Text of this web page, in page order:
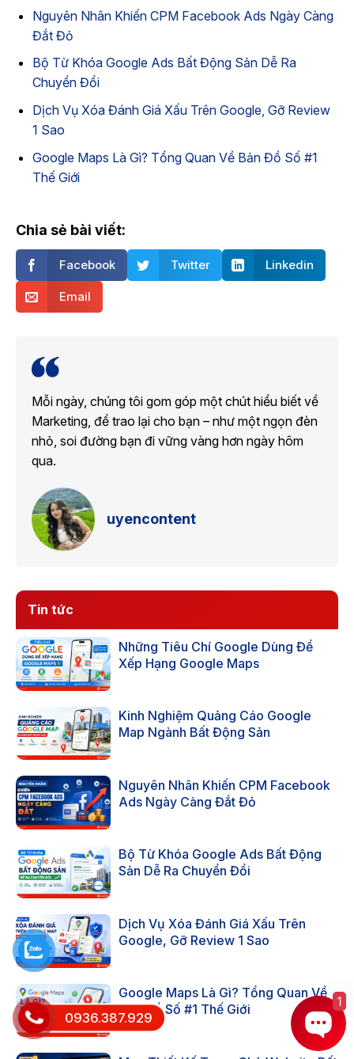
Nguyên Nhân Khiến CPM Facebook Ads Ngày Càng
Đắt Đỏ
Bộ Từ Khóa Google Ads Bất Động Sản Dễ Ra
Chuyển Đổi
Dịch Vụ Xóa Đánh Giá Xấu Trên Google, Gỡ Review
1 Sao
Google Maps Là Gì? Tổng Quan Về Bản Đồ Số #1
Thế Giới
Chia sẻ bài viết:
Facebook Twitter Linkedin
Email
Mỗi ngày, chúng tôi gom góp một chút hiểu biết về
Marketing, để trao lại cho bạn – như một ngọn đèn
nhỏ, soi đường bạn đi vững vàng hơn ngày hôm
qua.
uyencontent
Tin tức
Những Tiêu Chí Google Dùng Để
Xếp Hạng Google Maps
Kinh Nghiệm Quảng Cáo Google
Map Ngành Bất Động Sản
Nguyên Nhân Khiến CPM Facebook
Ads Ngày Càng Đắt Đỏ
Bộ Từ Khóa Google Ads Bất Động
Sản Dễ Ra Chuyển Đổi
Dịch Vụ Xóa Đánh Giá Xấu Trên
Google, Gỡ Review 1 Sao
Google Maps Là Gì? Tổng Quan Về
Bản Đồ Số #1 Thế Giới
0936.387.929
1